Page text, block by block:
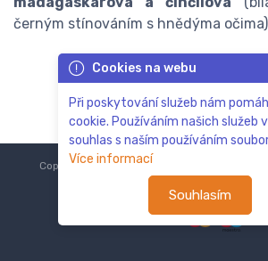
černým stínováním s hnědýma
Cookies na webu
Při poskytování služeb nám
cookie. Používáním našich služeb
souhlas s naším používáním
Více informací
Souhlasím
Copyright © 2018-2024